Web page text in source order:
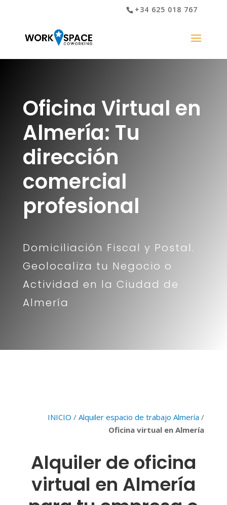
+34 625 018 767
Oficina Virtual en
Almería: Tu
dirección
comercial
profesional
Domiciliación Fiscal y Postal.
Geolocaliza tu Negocio o
Actividad en la Ciudad de
Almería
INICIO /Alquiler espacio de trabajo Almería /
Oficina virtual en Almería
Alquiler de oficina
virtual en Almería